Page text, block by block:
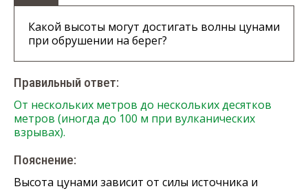
Какой высоты могут достигать волны цунами
при обрушении на берег?
Правильный ответ:
От нескольких метров до нескольких десятков
метров (иногда до 100 м при вулканических
взрывах).
Пояснение:
Высота цунами зависит от силы источника и